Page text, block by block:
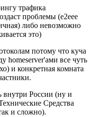
трафика
проблемы (e2eee
либо невозможно
это)
потому что куча
homeserver'ами все чуть
и конкретная комната
внутри России (ну и
Средства
и сложно).